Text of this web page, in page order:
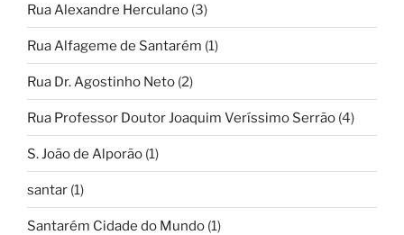
Rua Alexandre Herculano (3)
Rua Alfageme de Santarém (1)
Rua Dr. Agostinho Neto (2)
Rua Professor Doutor Joaquim Veríssimo Serrão (4)
S. João de Alporão (1)
santar (1)
Santarém Cidade do Mundo (1)